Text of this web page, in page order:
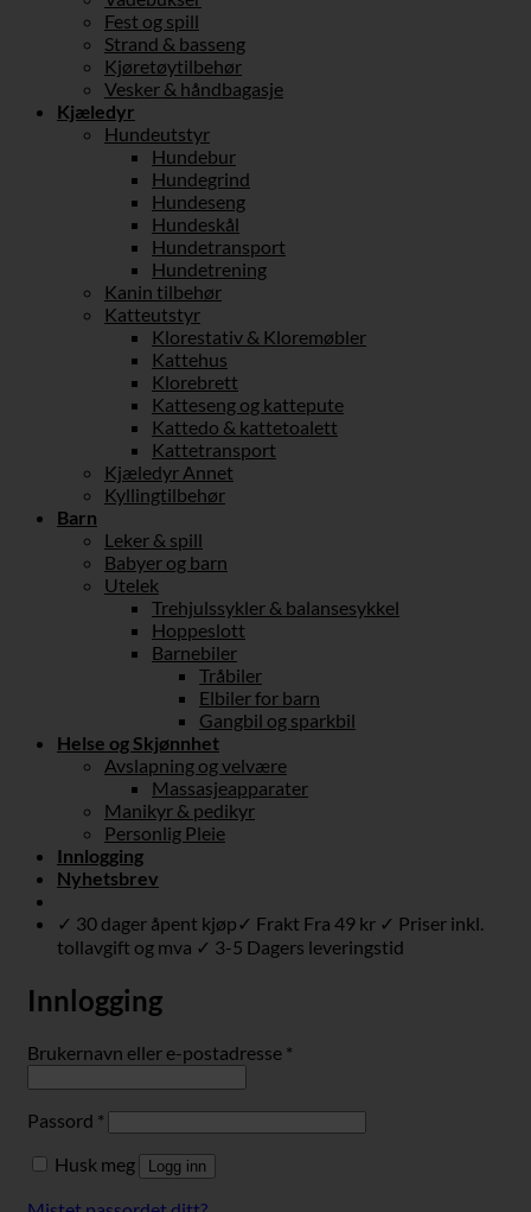
Fest og spill
Strand & basseng
Kjøretøytilbehør
Vesker & håndbagasje
Kjæledyr
Hundeutstyr
Hundebur
Hundegrind
Hundeseng
Hundeskål
Hundetransport
Hundetrening
Kanin tilbehør
Katteutstyr
Klorestativ & Kloremøbler
Kattehus
Klorebrett
Katteseng og kattepute
Kattedo & kattetoalett
Kattetransport
Kjæledyr Annet
Kyllingtilbehør
Barn
Leker & spill
Babyer og barn
Utelek
Trehjulssykler & balansesykkel
Hoppeslott
Barnebiler
Tråbiler
Elbiler for barn
Gangbil og sparkbil
Helse og Skjønnhet
Avslapning og velvære
Massasjeapparater
Manikyr & pedikyr
Personlig Pleie
Innlogging
Nyhetsbrev
✓ 30 dager åpent kjøp✓ Frakt Fra 49 kr ✓ Priser inkl.
tollavgift og mva ✓ 3-5 Dagers leveringstid
Innlogging
Brukernavn eller e-postadresse *
Passord * Påkrevd
Husk meg
Logg inn